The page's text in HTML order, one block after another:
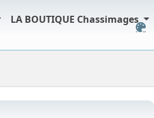
LA BOUTIQUE Chassimages